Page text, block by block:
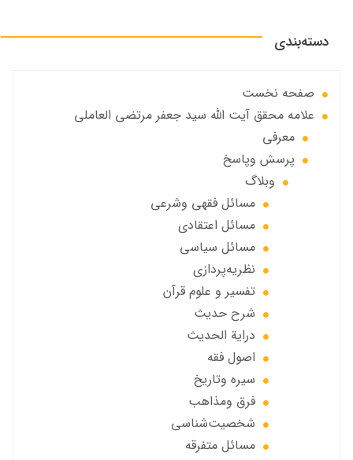
دسته‌بندی
صفحه نخست
علامه محقق آیت الله سید جعفر مرتضی العاملی
معرفی
پرسش وپاسخ
وبلاگ
مسائل فقهي وشرعي
مسائل اعتقادی
مسائل سياسي
نظریه‌پردازی
تفسیر و علوم قرآن
شرح حديث
درایة الحديث
اصول فقه
سیره وتاریخ
فرق ومذاهب
شخصیت‌شناسی
مسائل متفرقه